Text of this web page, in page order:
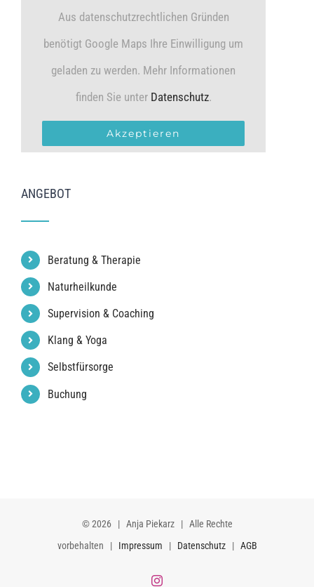
Aus datenschutzrechtlichen Gründen
benötigt Google Maps Ihre Einwilligung um
geladen zu werden. Mehr Informationen
finden Sie unter Datenschutz.
Akzeptieren
ANGEBOT
Beratung & Therapie
Naturheilkunde
Supervision & Coaching
Klang & Yoga
Selbstfürsorge
Buchung
©2026 | Anja Piekarz | Alle Rechte
vorbehalten | Impressum | Datenschutz| AGB
Instagram